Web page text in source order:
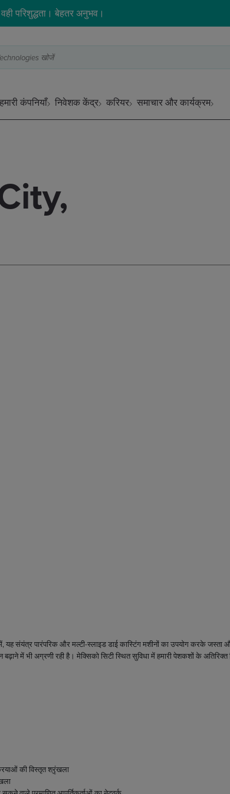
परिशुद्धता। बेहतर अनुभव।
Technologies खोजें
हमारी कंपनियाँ निवेशक केंद्र करियर समाचार और कार्यक्रम
संयंत्र पारंपरिक और मल्टी-स्लाइड डाई कास्टिंग मशीनों का उपयोग करके जस्ता
में भी अग्रणी रही है। मेक्सिको सिटी स्थित सुविधा में हमारी पेशकशों के अतिरिक्त
की विस्तृत श्रृंखला